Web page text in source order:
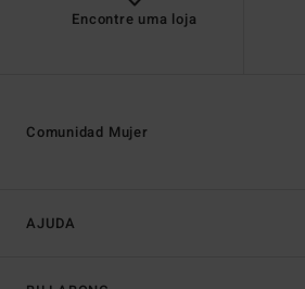
Encontre uma loja
AJUDA
Comunidad Mujer